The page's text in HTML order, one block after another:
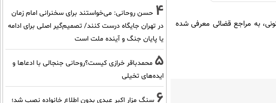
به مراجع قضائی معرفی شده
4 حسن روحانی: می‌خواستند برای سخنرانی امام زمان
در تهران جایگاه درست کنند/ تصمیم‌گیر اصلی برای ادامه
یا پایان جنگ و آینده ملت است
5 محمدباقر خرازی کیست؟روحانی جنجالی با ادعاها و
ایده‌های تخیلی
6 سنگ مزار اکبر عبدی بدون اطلاع خانواده نصب شد؛